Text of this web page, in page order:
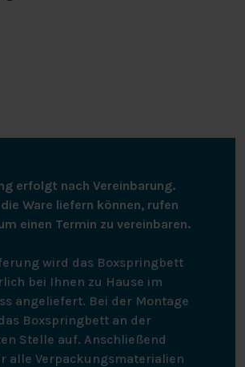
erfolgt nach Vereinbarung.
Ware liefern können, rufen
einen Termin zu vereinbaren.
wird das Boxspringbett
bei Ihnen zu Hause im
angeliefert. Bei der Montage
Boxspringbett an der
Stelle auf. Anschließend
alle Verpackungsmaterialien